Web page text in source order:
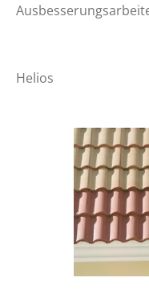
Fritze
Helios